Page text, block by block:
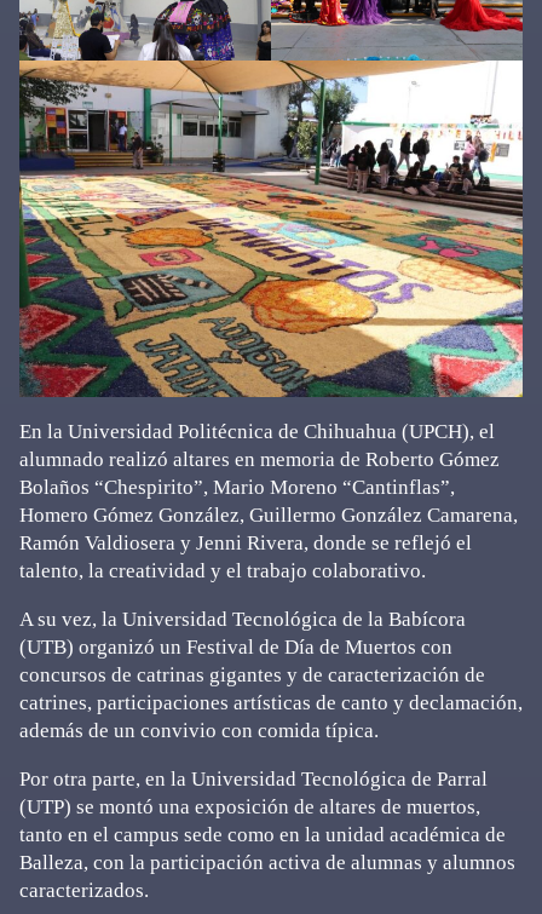
En la Universidad Politécnica de Chihuahua (UPCH), el
alumnado realizó altares en memoria de Roberto Gómez
Bolaños “Chespirito”, Mario Moreno “Cantinflas”,
Homero Gómez González, Guillermo González Camarena,
Ramón Valdiosera y Jenni Rivera, donde se reflejó el
talento, la creatividad y el trabajo colaborativo.
A su vez, la Universidad Tecnológica de la Babícora
(UTB) organizó un Festival de Día de Muertos con
concursos de catrinas gigantes y de caracterización de
catrines, participaciones artísticas de canto y declamación,
además de un convivio con comida típica.
Por otra parte, en la Universidad Tecnológica de Parral
(UTP) se montó una exposición de altares de muertos,
tanto en el campus sede como en la unidad académica de
Balleza, con la participación activa de alumnas y alumnos
caracterizados.